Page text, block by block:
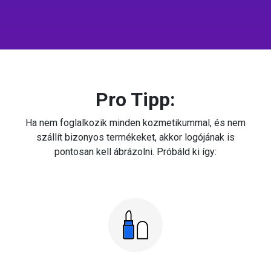
Pro Tipp:
Ha nem foglalkozik minden kozmetikummal, és nem
szállít bizonyos termékeket, akkor logójának is
pontosan kell ábrázolni. Próbáld ki így: